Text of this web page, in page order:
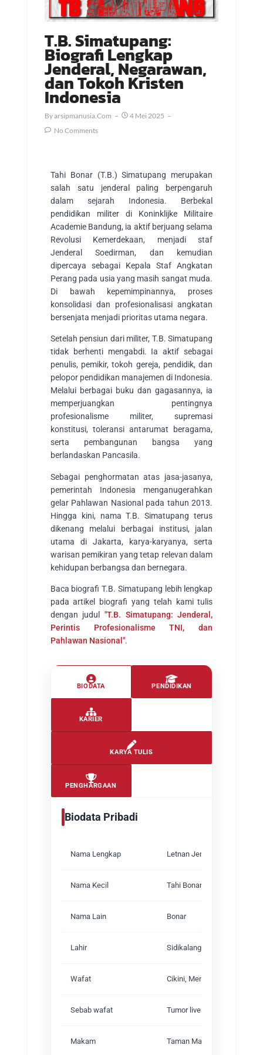
T.B. Simatupang:
Biografi Lengkap
Jenderal, Negarawan,
dan Tokoh Kristen
Indonesia
ByArsipmanusia.com
4 Mei 2025
No Comments
Tahi Bonar (T.B.) Simatupang merupakan
salah satu jenderal paling berpengaruh
dalam sejarah Indonesia. Berbekal
pendidikan militer di Koninklijke Militaire
Academie Bandung, ia aktif berjuang selama
Revolusi Kemerdekaan, menjadi staf
Jenderal Soedirman, dan kemudian
dipercaya sebagai Kepala Staf Angkatan
Perang pada usia yang masih sangat muda.
Di bawah kepemimpinannya, proses
konsolidasi dan profesionalisasi angkatan
bersenjata menjadi prioritas utama negara.
Setelah pensiun dari militer, T.B. Simatupang
tidak berhenti mengabdi. Ia aktif sebagai
penulis, pemikir, tokoh gereja, pendidik, dan
pelopor pendidikan manajemen di Indonesia.
Melalui berbagai buku dan gagasannya, ia
memperjuangkan pentingnya
profesionalisme militer, supremasi
konstitusi, toleransi antarumat beragama,
serta pembangunan bangsa yang
berlandaskan Pancasila.
Sebagai penghormatan atas jasa-jasanya,
pemerintah Indonesia menganugerahkan
gelar Pahlawan Nasional pada tahun 2013.
Hingga kini, nama T.B. Simatupang terus
dikenang melalui berbagai institusi, jalan
utama di Jakarta, karya-karyanya, serta
warisan pemikiran yang tetap relevan dalam
kehidupan berbangsa dan bernegara.
Baca biografi T.B. Simatupang lebih lengkap
pada artikel biografi yang telah kami tulis
dengan judul "T.B. Simatupang: Jenderal,
Perintis Profesionalisme TNI, dan
Pahlawan Nasional".
BIODATA PENDIDIKAN
KARIER
KARYA TULIS
PENGHARGAAN
Biodata Pribadi
Nama Lengkap Letnan Jenderal TNI (Purn.)
Nama Kecil Tahi Bonar Simatupang
Nama Lain Bonar
Lahir Sidikalang, Dairi,
Wafat Cikini, Menteng, Jakarta
Sebab wafat Tumor liver
Makam Taman Makam Pahlawan